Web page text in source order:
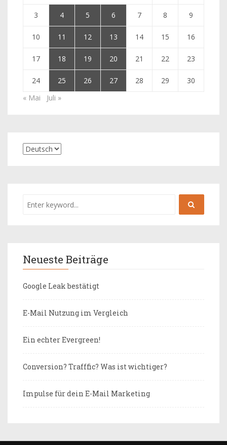
3 4 5 6 7 8 9
10 11 12 13 14 15 16
17 18 19 20 21 22 23
24 25 26 27 28 29
30
« Mai
Juli »
Neueste Beiträge
Google Leak bestätigt
E-Mail Nutzung im Vergleich
Ein echter Evergreen!
Conversion? Trafffic? Was ist wichtiger?
Impulse für dein E-Mail Marketing